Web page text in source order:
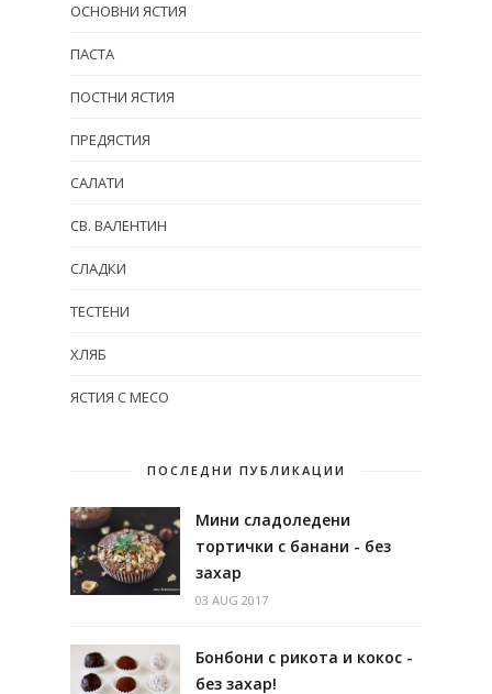
ОСНОВНИ ЯСТИЯ
ПАСТА
ПОСТНИ ЯСТИЯ
ПРЕДЯСТИЯ
САЛАТИ
СВ. ВАЛЕНТИН
СЛАДКИ
ТЕСТЕНИ
ХЛЯБ
ЯСТИЯ С МЕСО
ПОСЛЕДНИ ПУБЛИКАЦИИ
Мини сладоледени
тортички с банани - без
захар
03 AUG 2017
Бонбони с рикота и кокос -
без захар!